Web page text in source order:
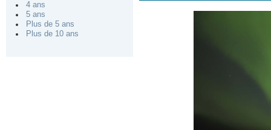
4 ans
5 ans
Plus de 5 ans
Plus de 10 ans